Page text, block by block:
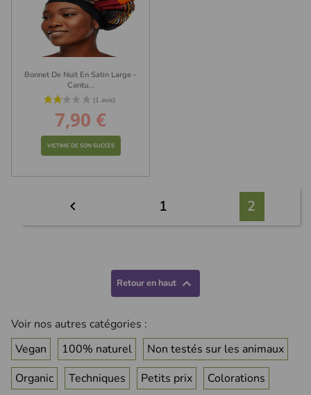
Bonnet De Nuit En Satin Large -
Cantu...
Prix
7,90 €
VICTIME DE SON SUCCÈS
 1 2
Retour en haut 
Voir nos autres catégories :
Vegan
100% naturel
Non testés sur les animaux
Organic
Techniques Petits prix
Colorations